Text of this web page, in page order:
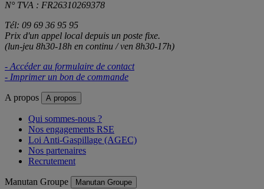
N° TVA : FR26310269378
Tél: 09 69 36 95 95
Prix d'un appel local depuis un poste fixe.
(lun-jeu 8h30-18h en continu / ven 8h30-17h)
- Accéder au formulaire de contact
- Imprimer un bon de commande
A propos A propos
Qui sommes-nous ?
Nos engagements RSE
Loi Anti-Gaspillage (AGEC)
Nos partenaires
Recrutement
Manutan Groupe Manutan Groupe